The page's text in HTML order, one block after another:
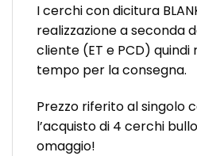
I cerchi con dicitura
realizzazione a seconda
cliente (ET e PCD) quindi
tempo per la consegna.
Prezzo riferito al singolo
l’acquisto di 4 cerchi
omaggio!